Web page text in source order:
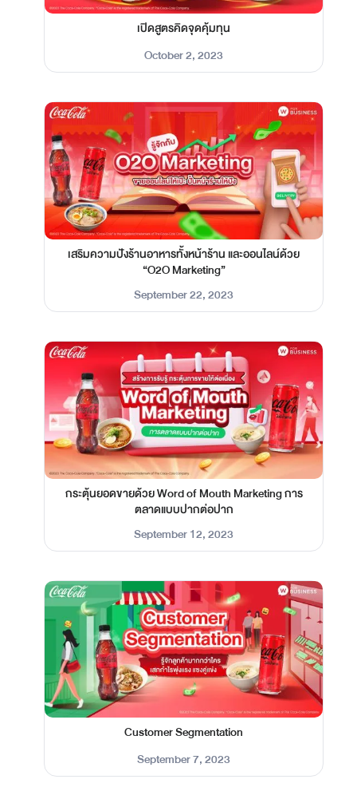
เปิดสูตรคิดจุดคุ้มทุน
October 2, 2023
เสริมความปังร้านอาหารทั้งหน้าร้าน และออนไลน์ด้วย
“O2O Marketing”
September 22, 2023
กระตุ้นยอดขายด้วย Word of Mouth Marketing การ
ตลาดแบบปากต่อปาก
September 12, 2023
Customer Segmentation
September 7, 2023